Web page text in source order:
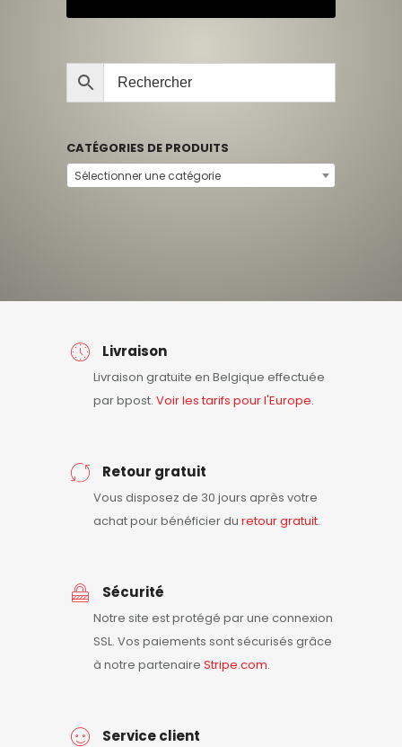
CATÉGORIES DE PRODUITS
Sélectionner une catégorie
Livraison
Livraison gratuite en Belgique effectuée
par bpost. Voir les tarifs pour l'Europe.
Retour gratuit
Vous disposez de 30 jours après votre
achat pour bénéficier du retourgratuit.
Sécurité
Notre site est protégé par une connexion
SSL. Vos paiements sont sécurisés grâce
à notre partenaire Stripe.com.
Service client